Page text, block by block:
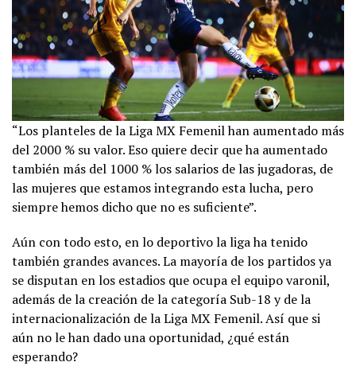
“Los planteles de la Liga MX Femenil han aumentado más
del 2000 % su valor. Eso quiere decir que ha aumentado
también más del 1000 % los salarios de las jugadoras, de
las mujeres que estamos integrando esta lucha, pero
siempre hemos dicho que no es suficiente”.
Aún con todo esto, en lo deportivo la liga ha tenido
también grandes avances. La mayoría de los partidos ya
se disputan en los estadios que ocupa el equipo varonil,
además de la creación de la categoría Sub-18 y de la
internacionalización de la Liga MX Femenil. Así que si
aún no le han dado una oportunidad, ¿qué están
esperando?